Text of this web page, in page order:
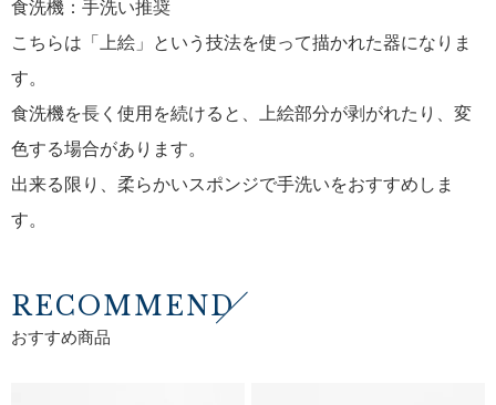
食洗機：手洗い推奨
こちらは「上絵」という技法を使って描かれた器になりま
す。
食洗機を長く使用を続けると、上絵部分が剥がれたり、変
色する場合があります。
出来る限り、柔らかいスポンジで手洗いをおすすめしま
す。
RECOMMEND
おすすめ商品